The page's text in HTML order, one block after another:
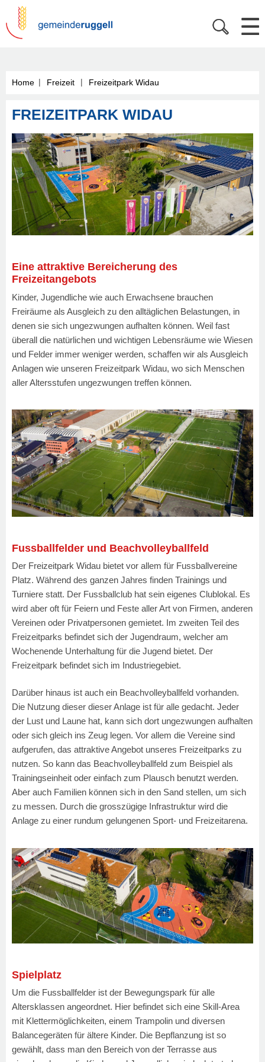
Home | Freizeit | Freizeitpark Widau
FREIZEITPARK WIDAU
Eine attraktive Bereicherung des
Freizeitangebots
Kinder, Jugendliche wie auch Erwachsene brauchen
Freiräume als Ausgleich zu den alltäglichen Belastungen, in
denen sie sich ungezwungen aufhalten können. Weil fast
überall die natürlichen und wichtigen Lebensräume wie Wiesen
und Felder immer weniger werden, schaffen wir als Ausgleich
Anlagen wie unseren Freizeitpark Widau, wo sich Menschen
aller Altersstufen ungezwungen treffen können.
Fussballfelder und Beachvolleyballfeld
Der Freizeitpark Widau bietet vor allem für Fussballvereine
Platz. Während des ganzen Jahres finden Trainings und
Turniere statt. Der Fussballclub hat sein eigenes Clublokal. Es
wird aber oft für Feiern und Feste aller Art von Firmen, anderen
Vereinen oder Privatpersonen gemietet. Im zweiten Teil des
Freizeitparks befindet sich der Jugendraum, welcher am
Wochenende Unterhaltung für die Jugend bietet. Der
Freizeitpark befindet sich im Industriegebiet.
Darüber hinaus ist auch ein Beachvolleyballfeld vorhanden.
Die Nutzung dieser dieser Anlage ist für alle gedacht. Jeder
der Lust und Laune hat, kann sich dort ungezwungen aufhalten
oder sich gleich ins Zeug legen. Vor allem die Vereine sind
aufgerufen, das attraktive Angebot unseres Freizeitparks zu
nutzen. So kann das Beachvolleyballfeld zum Beispiel als
Trainingseinheit oder einfach zum Plausch benutzt werden.
Aber auch Familien können sich in den Sand stellen, um sich
zu messen. Durch die grosszügige Infrastruktur wird die
Anlage zu einer rundum gelungenen Sport- und Freizeitarena.
Spielplatz
Um die Fussballfelder ist der Bewegungspark für alle
Altersklassen angeordnet. Hier befindet sich eine Skill-Area
mit Klettermöglichkeiten, einem Trampolin und diversen
Balancegeräten für ältere Kinder. Die Bepflanzung ist so
gewählt, dass man den Bereich von der Terrasse aus